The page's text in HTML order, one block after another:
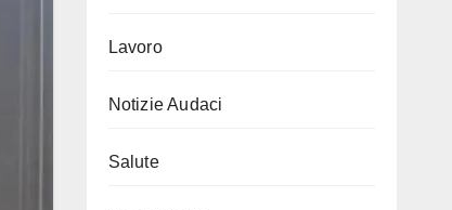
Lavoro
Notizie Audaci
Salute